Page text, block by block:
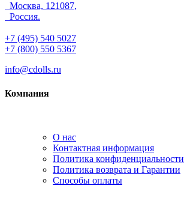
Москва, 121087,
Россия.
+7 (495) 540 5027
+7 (800) 550 5367
info@cdolls.ru
Компания
О нас
Контактная информация
Политика конфиденциальности
Политика возврата и Гарантии
Способы оплаты